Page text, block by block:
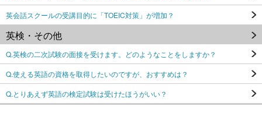
英会話スクールの受講目的に「TOEIC対策」が増加？
英検・その他
Q.英検の二次試験の面接を受けます。どのようなことをしますか？
Q.使える英語の資格を取得したいのですが、おすすめは？
Q.とりあえず英語の検定試験は受けたほうがいい？